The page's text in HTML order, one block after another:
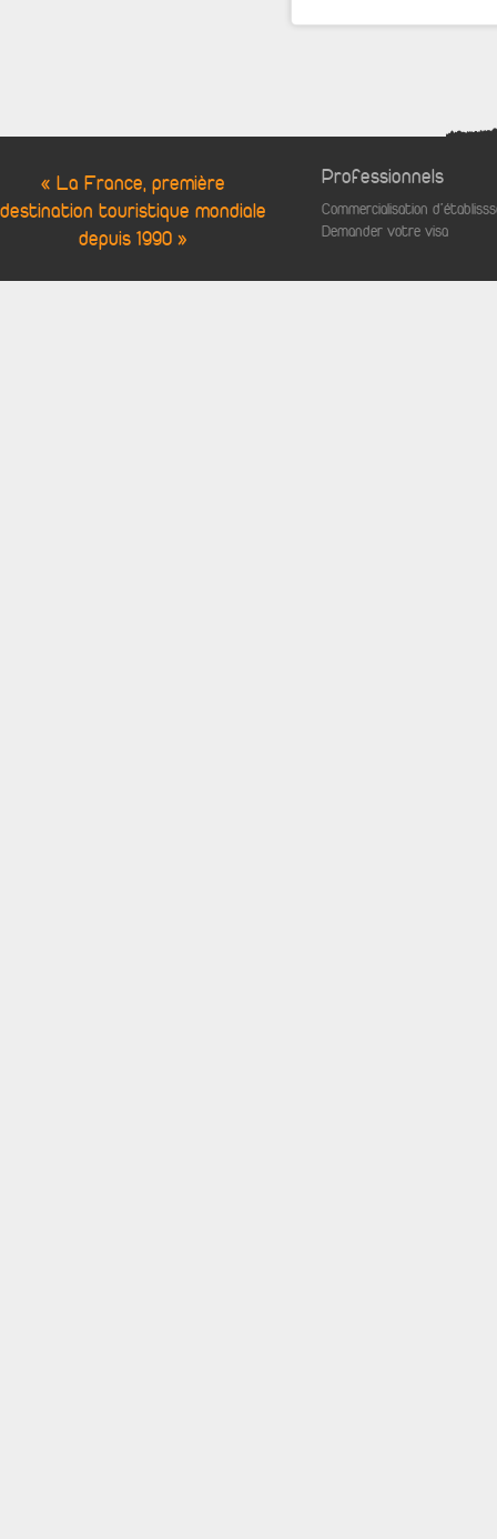
« La France, première
destination touristique mondiale
depuis 1990 »
Professionnels
Commercialisation
Demander votre visa